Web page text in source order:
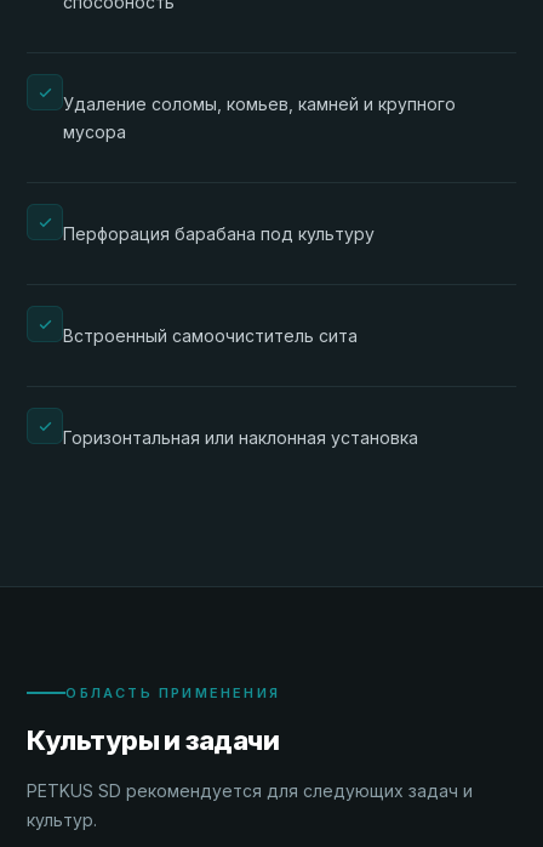
Удаление соломы, комьев, камней и крупного
мусора
Перфорация барабана под культуру
Встроенный самоочиститель сита
Горизонтальная или наклонная установка
ОБЛАСТЬ ПРИМЕНЕНИЯ
Культуры и задачи
PETKUS SD рекомендуется для следующих задач и
культур.